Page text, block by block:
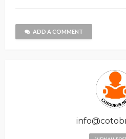
ADD A COMMENT